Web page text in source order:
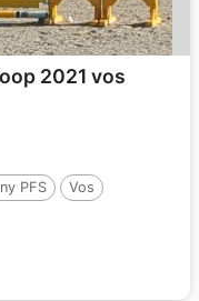
2021 vos
PFS
Vos